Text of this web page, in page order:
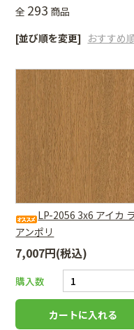
全 293 商品
[並び順を変更] おすすめ
LP-2056 3x6 アイカ
アンポリ
7,007円(税込)
購入数